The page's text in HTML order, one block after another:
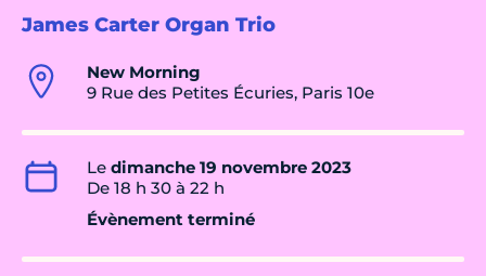
James Carter Organ Trio
New Morning
9 Rue des Petites Écuries, Paris 10e
Le dimanche 19 novembre 2023
De 18 h 30 à 22 h
Évènement terminé